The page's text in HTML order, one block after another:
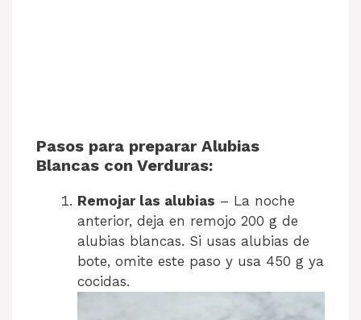
Pasos para preparar Alubias
Blancas con Verduras:
Remojar las alubias – La noche
anterior, deja en remojo 200 g de
alubias blancas. Si usas alubias de
bote, omite este paso y usa 450 g ya
cocidas.